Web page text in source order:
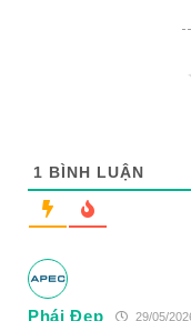
1 BÌNH LUẬN
Phái Đẹp 29/05/